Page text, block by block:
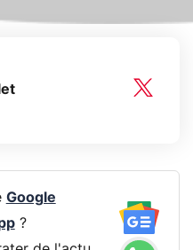
Google
?